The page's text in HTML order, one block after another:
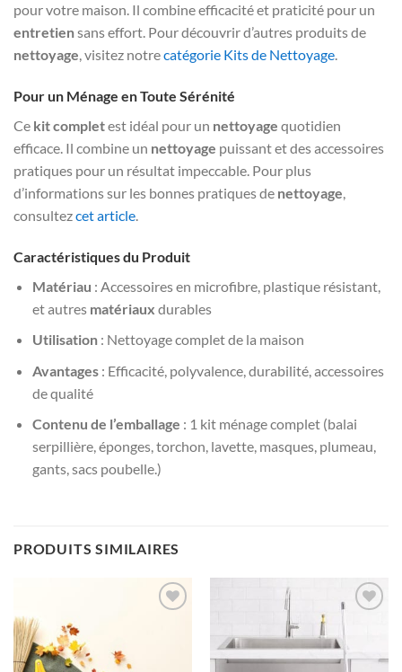
pour votre maison. Il combine efficacité et praticité pour un
entretiensans effort. Pour découvrir d’autres produits de
nettoyage, visitez notrecatégorie Kits de Nettoyage.
Pour un Ménage en Toute Sérénité
Ce kit completest idéal pour un nettoyage quotidien
efficace. Il combine un nettoyage puissant et des accessoires
pratiques pour un résultat impeccable. Pour plus
d’informations sur les bonnes pratiques de nettoyage,
consultezcet article.
Caractéristiques du Produit
Matériau : Accessoires en microfibre, plastique résistant,
et autres matériaux durables
Utilisation: Nettoyage complet de la maison
Avantages: Efficacité, polyvalence, durabilité, accessoires
de qualité
Contenu de l’emballage : 1 kit ménage complet (balai
serpillière, éponges, torchon, lavette, masques, plumeau,
gants, sacs poubelle.)
PRODUITS SIMILAIRES
AJOUTER
À LA
LISTE